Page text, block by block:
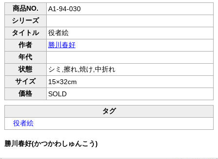
商品NO.
A1-94-030
シリーズ
タイトル
役者絵
作者
勝川春好
年代
状態
シミ,擦れ,焼け,中折れ
サイズ
15×32cm
価格
SOLD
タグ
役者絵
勝川春好(かつかわしゅんこう)